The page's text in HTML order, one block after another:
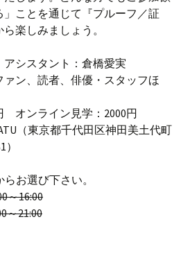
ことを通じて『プルーフ／証
楽しみましょう。
シスタント：倉橋愛実
ァン、読者、俳優・スタッフほ
オンライン見学：2000円
（東京都千代田区神田美土代町
らお選び下さい。
～16:00
～21:00